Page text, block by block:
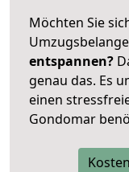
Möchten Sie
entspannen?
genau das. Es
einen
Gondomar